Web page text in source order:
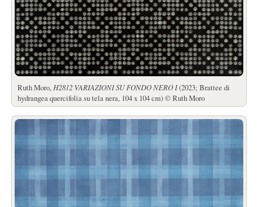
Ruth Moro,H2812 VARIAZIONI SU FONDO NERO I(2023; Brattee di
hydrangea quercifolia su tela nera, 104 x 104 cm) © Ruth Moro